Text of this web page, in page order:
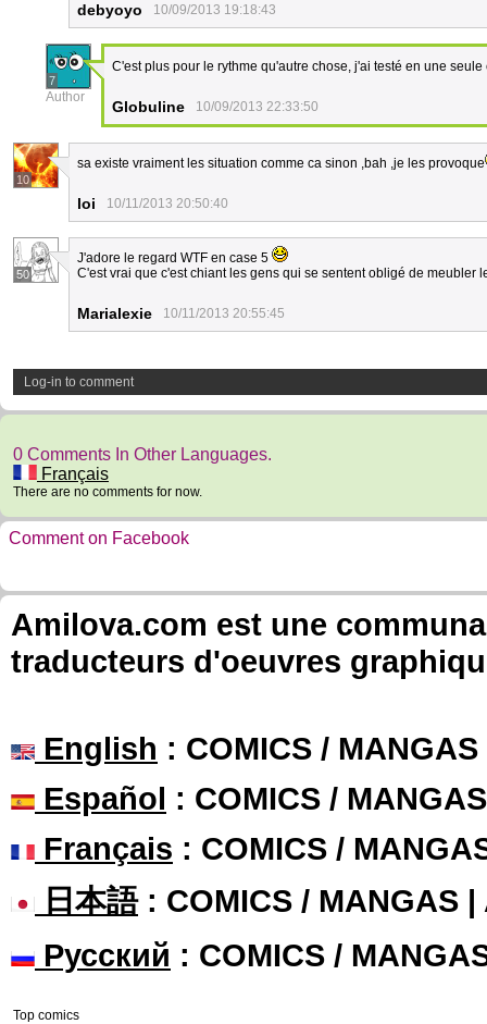
debyoyo 10/09/2013 19:18:43
7
Author
C'est plus pour le rythme qu'autre chose, j'ai testé en une
Globuline 10/09/2013 22:33:50
10
sa existe vraiment les situation comme ca sinon ,bah ,je les provoque
loi 10/11/2013 20:50:40
50
J'adore le regard WTF en case 5
C'est vrai que c'est chiant les gens qui se sentent obligé de meubler
Marialexie 10/11/2013 20:55:45
Log-in to comment
0 Comments In Other Languages.
Français
There are no comments for now.
Comment on Facebook
Amilova.com est une
traducteurs d'oeuvres
English : COMICS /
Español : COMICS /
Français : COMICS /
日本語: COMICS / MANGAS |
Русский : COMICS /
Top comics